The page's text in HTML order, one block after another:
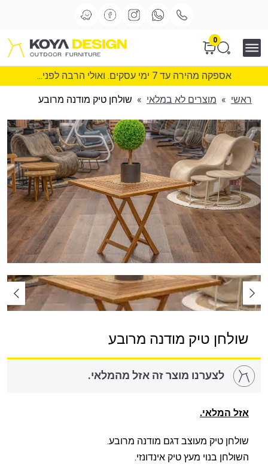
0
אספקה מהירה עד 7 ימי עסקים. ואולי הרבה לפני...
ראשי » מוצרים לא במלאי » שולחן טיק מודנה מרובע
שולחן טיק מודנה מרובע
לצערנו מוצר זה אזל מהמלאי.
אזל המלאי.
שולחן טיק מעוצב דגם מודנה מרובע.
השולחן בנוי מעץ טיק אינדונזי.